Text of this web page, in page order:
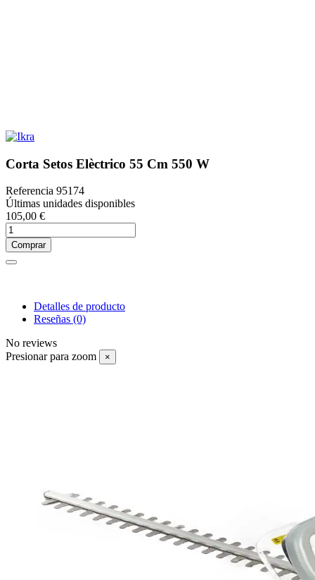
Corta Setos Elèctrico 55 Cm 550 W
Referencia 95174
Últimas unidades disponibles
105,00 €
Comprar
Detalles de producto
Reseñas (0)
No reviews
Presionar para zoom
×